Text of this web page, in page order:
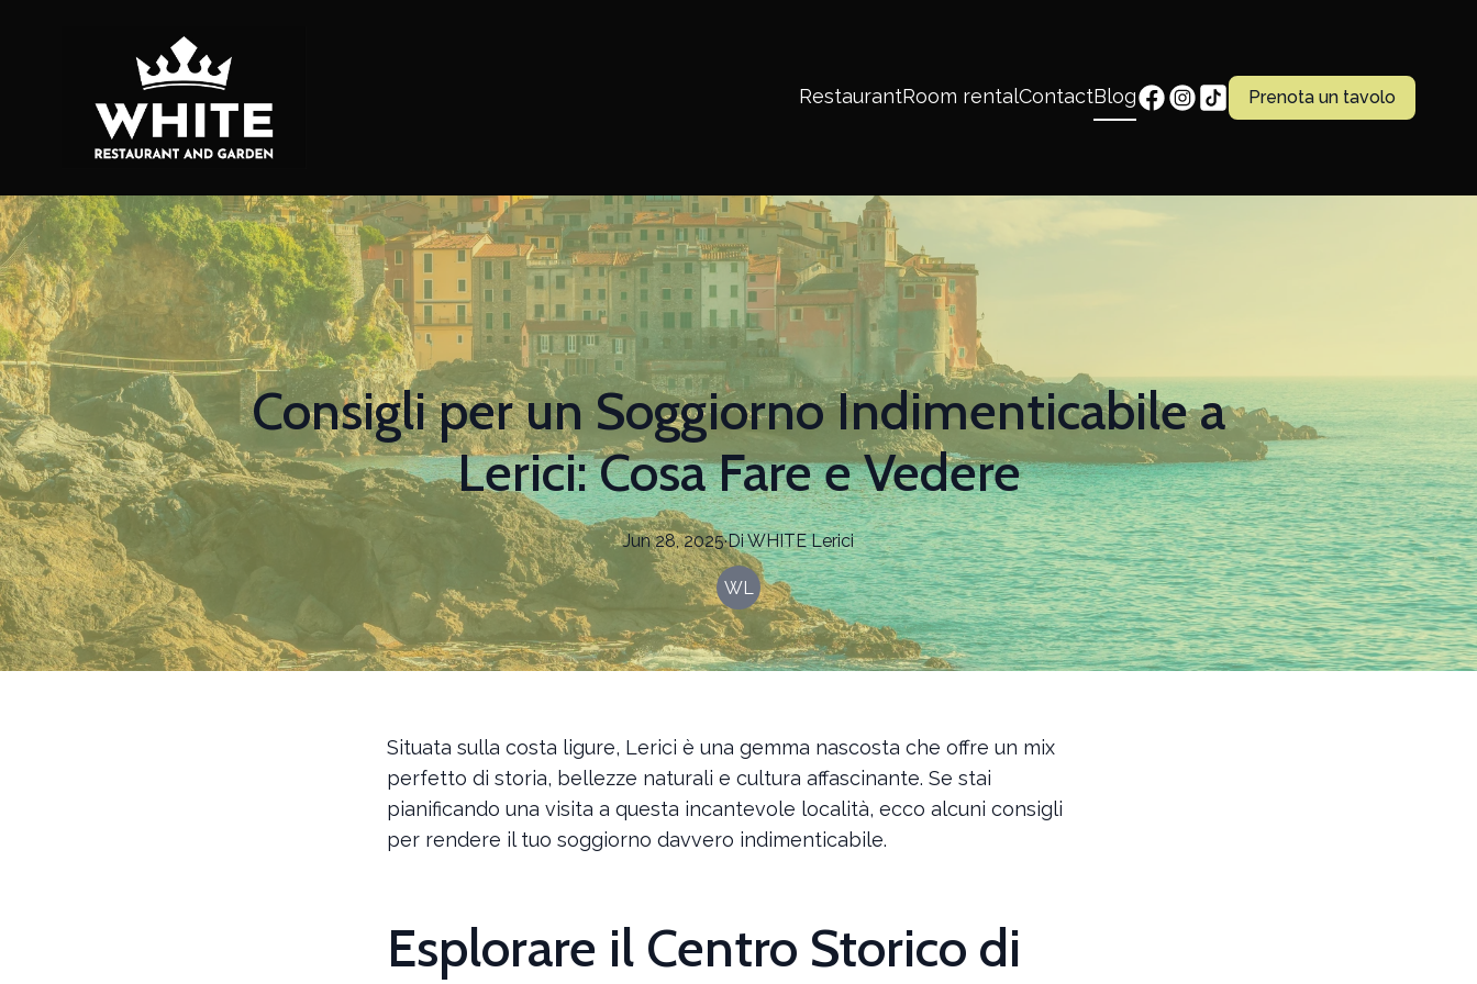
RestaurantRoom rentalContactBlog Prenota un tavolo
Consigli per un Soggiorno Indimenticabile a
Lerici: Cosa Fare e Vedere
Jun 28, 2025·DiWHITE Lerici
WL
Situata sulla costa ligure, Lerici è una gemma nascosta che offre un mix
perfetto di storia, bellezze naturali e cultura affascinante. Se stai
pianificando una visita a questa incantevole località, ecco alcuni consigli
per rendere il tuo soggiorno davvero indimenticabile.
Esplorare il Centro Storico di